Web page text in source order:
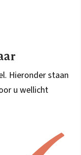
Hieronder staan
u wellicht